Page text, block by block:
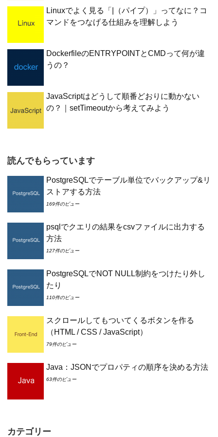
Linuxでよく見る「|（パイプ）」ってなに？コ
マンドをつなげる仕組みを理解しよう
DockerfileのENTRYPOINTとCMDって何が違
うの？
JavaScriptはどうして順番どおりに動かない
の？｜setTimeoutから考えてみよう
読んでもらっています
PostgreSQLでテーブル単位でバックアップ&リ
ストアする方法
169件のビュー
psqlでクエリの結果をcsvファイルに出力する
方法
127件のビュー
PostgreSQLでNOT NULL制約をつけたり外し
たり
110件のビュー
スクロールしてもついてくるボタンを作る
（HTML / CSS / JavaScript）
79件のビュー
Java：JSONでプロパティの順序を決める方法
63件のビュー
カテゴリー